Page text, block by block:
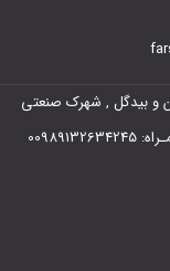
و بیدگل , شهرک صنعتی
سلیمان صباحی , انتهای بلوار یک , بعد از فرعی 5 همـراه: 00989132634245